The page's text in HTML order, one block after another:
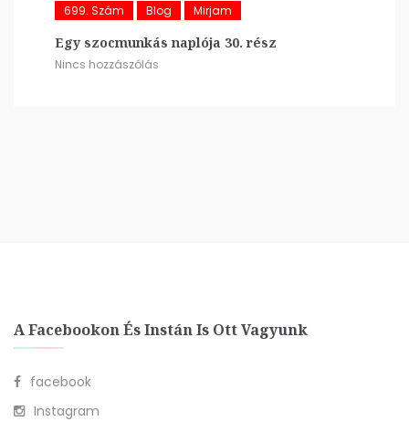
699. Szám Blog Mirjam
Egy szocmunkás naplója 30. rész
Nincs hozzászólás
A Facebookon És Instán Is Ott Vagyunk
facebook
Instagram